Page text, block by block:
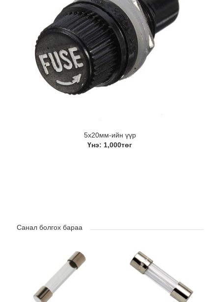
5х20мм-ийн үүр
Үнэ: 1,000төг
Санал болгох бараа